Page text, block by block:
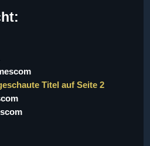
Titel auf Seite 2